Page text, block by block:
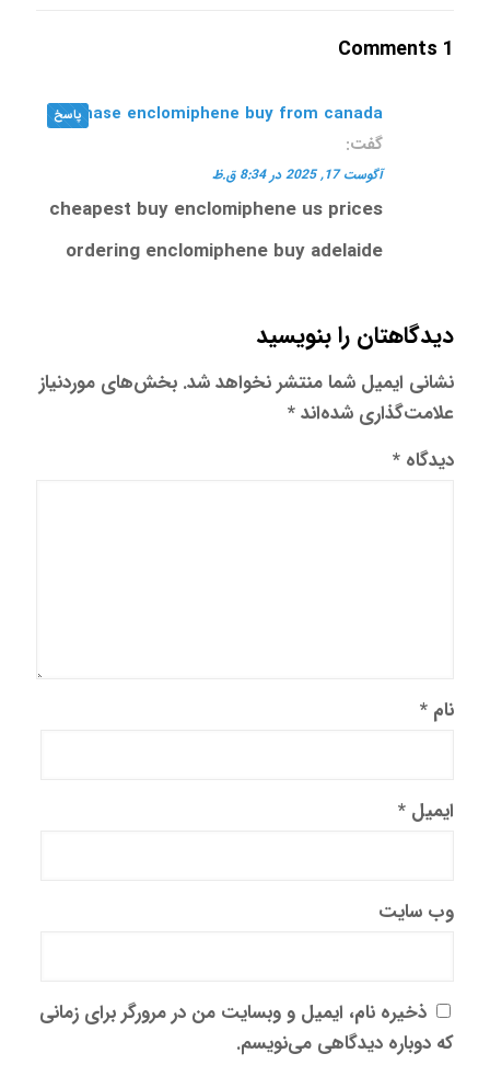
1 Comments
purchase enclomiphene buy from canada
گفت:
آگوست 17, 2025 در 8:34 ق.ظ
cheapest buy enclomiphene us prices
ordering enclomiphene buy adelaide
پاسخ
دیدگاهتان را بنویسید
نشانی ایمیل شما منتشر نخواهد شد. بخش‌های موردنیاز
علامت‌گذاری شده‌اند*
دیدگاه *
نام *
ایمیل *
وب‌ سایت
ذخیره نام، ایمیل و وبسایت من در مرورگر برای زمانی
که دوباره دیدگاهی می‌نویسم.